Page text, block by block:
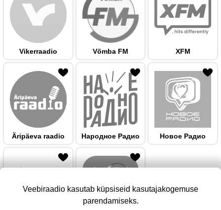
Vikerraadio Võmba FM XFM
Äripäeva raadio Народноe Радио Новое Радио
Veebiraadio kasutab küpsiseid kasutajakogemuse
parendamiseks.